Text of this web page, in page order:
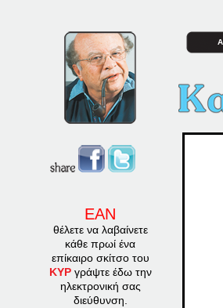
ΕΑΝ
θέλετε να λαβαίνετε
κάθε πρωί ένα
επίκαιρο σκίτσο του
ΚΥΡγράψτε έδω την
ηλεκτρονική σας
διεύθυνση.